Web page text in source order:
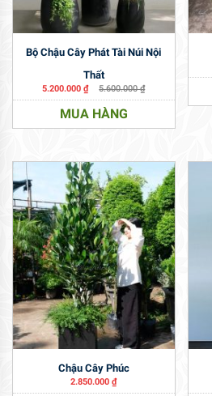
Bộ Chậu Cây Phát Tài Núi Nội
Thất
5.200.000₫ 5.600.000₫
MUA HÀNG
Chậu Cây Phúc
2.850.000₫